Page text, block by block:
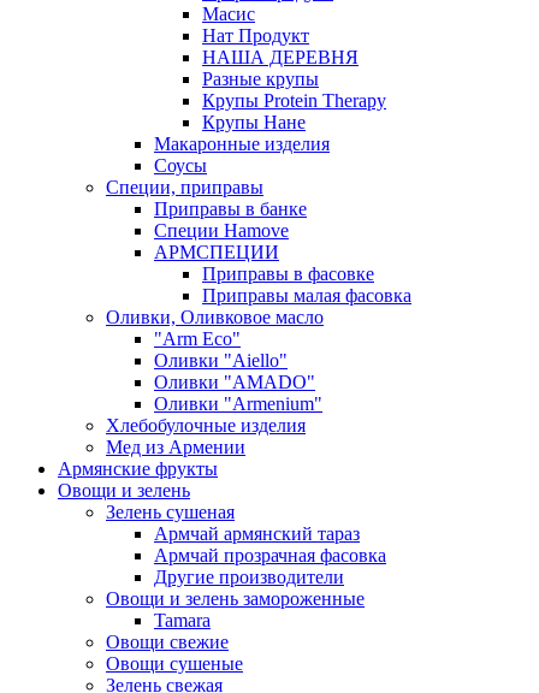
Масис
Нат Продукт
НАША ДЕРЕВНЯ
Разные крупы
Крупы Protein Therapy
Крупы Нане
Макаронные изделия
Соусы
Специи, приправы
Приправы в банке
Специи Hamove
АРМСПЕЦИИ
Приправы в фасовке
Приправы малая фасовка
Оливки, Оливковое масло
"Arm Eco"
Оливки "Aiello"
Оливки "AMADO"
Оливки "Armenium"
Хлебобулочные изделия
Мед из Армении
Армянские фрукты
Овощи и зелень
Зелень сушеная
Армчай армянский тараз
Армчай прозрачная фасовка
Другие производители
Овощи и зелень замороженные
Tamara
Овощи свежие
Овощи сушеные
Зелень свежая